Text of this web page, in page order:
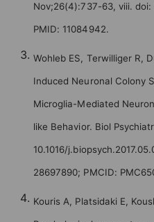
Nov;26(4):737-63, viii. doi:
PMID: 11084942.
Wohleb ES, Terwilliger R,
Induced Neuronal Colony
Microglia-Mediated
like Behavior. Biol
10.1016/
28697890; PMCID:
Kouris A, Platsidaki E,